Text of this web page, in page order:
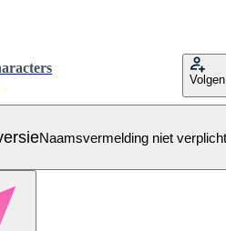
Volgen
Naamsvermelding niet verplicht